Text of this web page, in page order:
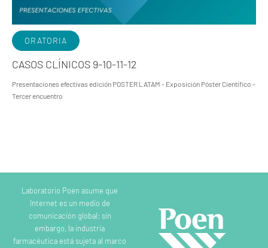
ORATORIA
CASOS CLÍNICOS 9-10-11-12
Presentaciones efectivas edición POSTER LATAM - Exposición Póster Científico -
Tercer encuentro
Laboratorio Poen asume que
Internet es un medio de
comunicación global; sin
embargo, la industria
farmacéutica está sujeta al marco